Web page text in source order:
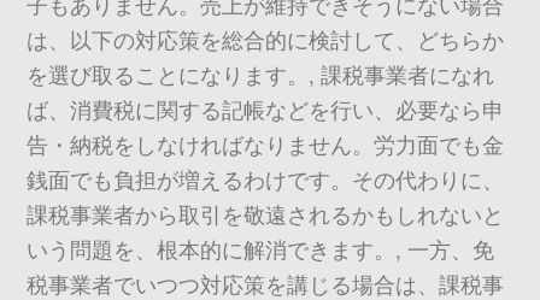
は、以下の対応策を総合的に検討して、どちらか
を選び取ることになります。, 課税事業者になれ
ば、消費税に関する記帳などを行い、必要なら申
告・納税をしなければなりません。労力面でも金
銭面でも負担が増えるわけです。その代わりに、
課税事業者から取引を敬遠されるかもしれないと
いう問題を、根本的に解消できます。, 一方、免
税事業者でいつつ対応策を講じる場合は、課税事